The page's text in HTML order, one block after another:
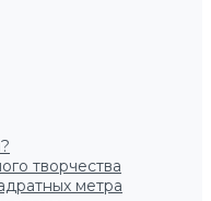
творчества
метра